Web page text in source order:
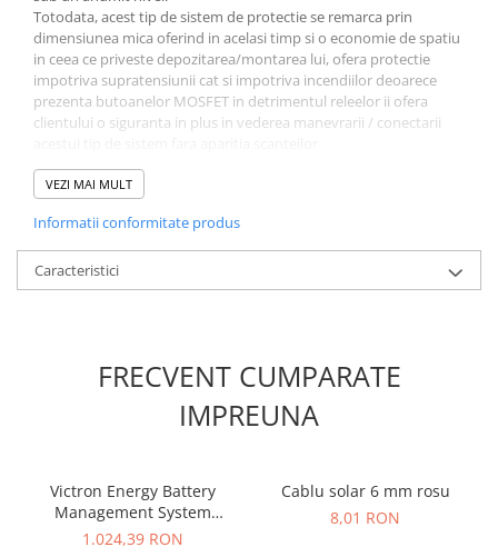
Totodata, acest tip de sistem de protectie se remarca prin
dimensiunea mica oferind in acelasi timp si o economie de spatiu
in ceea ce priveste depozitarea/montarea lui, ofera protectie
impotriva supratensiunii cat si impotriva incendiilor deoarece
prezenta butoanelor MOSFET in detrimentul releelor ii ofera
clientului o siguranta in plus in vederea manevrarii / conectarii
Nivel de tensiune 12V / 24 V autoselectabil ;
Decupleaza consumatorii inainte ca bateria sa fie descarcata sub
Decupleaza consumatorii inainte ca motorul sa nu mai porneasca
datorita bateriei descarcate;
Usor de programat ;
Prezinta o setare speciala pentru acumulatorii de tipul LI-Ion si
Protectie impotriva incendiilor ;
VEZI MAI MULT
Informatii conformitate produs
Caracteristici
FRECVENT CUMPARATE
IMPREUNA
Victron Energy Battery
Management System
VE.Bus BMS v2
1.024,39 RON
Cablu solar 6 mm rosu
8,01 RON